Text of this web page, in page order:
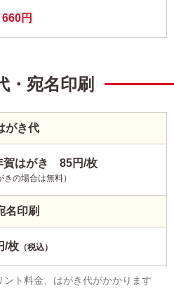
660円
・宛名印刷
がき代
賀はがき 85円/枚
きの場合は無料）
名印刷
/枚 （税込）
ント料金、はがき代がかかります